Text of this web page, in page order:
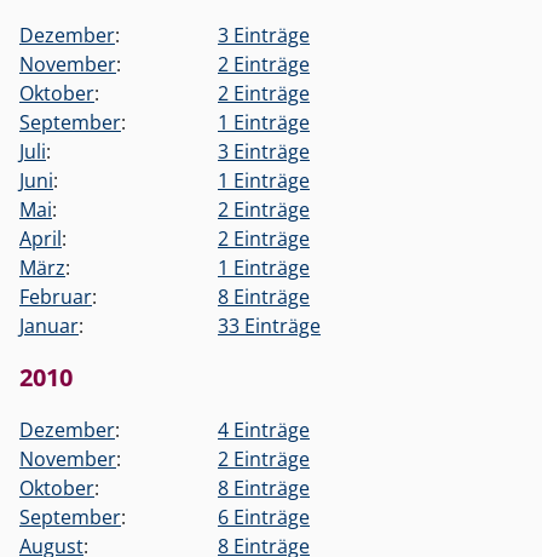
Dezember:
3 Einträge
November:
2 Einträge
Oktober:
2 Einträge
September:
1 Einträge
Juli:
3 Einträge
Juni:
1 Einträge
Mai:
2 Einträge
April:
2 Einträge
März:
1 Einträge
Februar:
8 Einträge
Januar: 33 Einträge
2010
Dezember:
4 Einträge
November:
2 Einträge
Oktober:
8 Einträge
September:
6 Einträge
August:
8 Einträge